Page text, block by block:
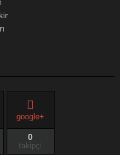
google+
0
takipçi